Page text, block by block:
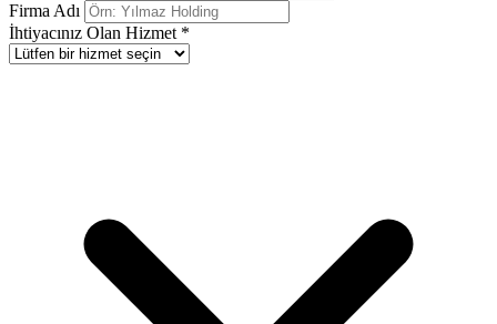
Firma Adı
İhtiyacınız Olan Hizmet *